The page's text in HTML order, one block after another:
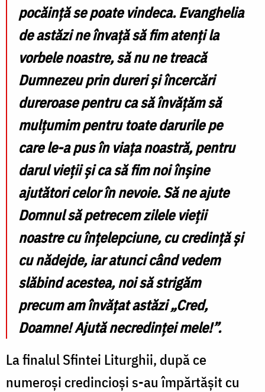
pocăință se poate vindeca. Evanghelia
de astăzi ne învață să fim atenți la
vorbele noastre, să nu ne treacă
Dumnezeu prin dureri și încercări
dureroase pentru ca să învățăm să
mulțumim pentru toate darurile pe
care le-a pus în viața noastră, pentru
darul vieții și ca să fim noi înșine
ajutători celor în nevoie. Să ne ajute
Domnul să petrecem zilele vieții
noastre cu înțelepciune, cu credință și
cu nădejde, iar atunci când vedem
slăbind acestea, noi să strigăm
precum am învățat astăzi „Cred,
Doamne! Ajută necredinței mele!”.
La finalul Sfintei Liturghii, după ce
numeroși credincioși s-au împărtășit cu